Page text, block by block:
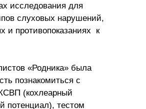
исследования для
слуховых нарушений,
и противопоказаниях к
«Родника» была
познакомиться с
(кохлеарный
потенциал), тестом